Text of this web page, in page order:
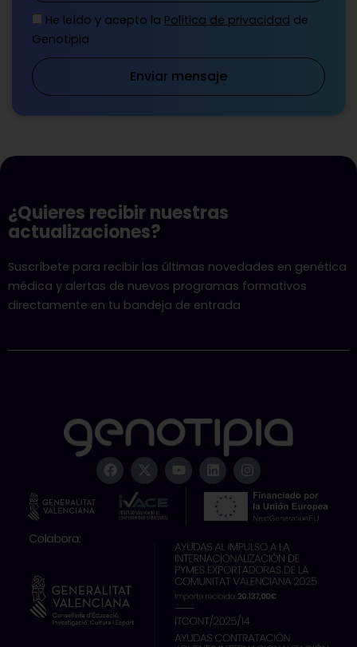
He leído y acepto la Política de privacidad de
Genotipia
Enviar mensaje
¿Quieres recibir nuestras
actualizaciones?
Suscríbete para recibir las últimas novedades en genética
médica y alertas de nuevos programas formativos
directamente en tu bandeja de entrada
F
a
c
X
-
t
w
i
Y
o
u
e
L
i
n
k
e
i
n
I
n
s
a
r
a
m